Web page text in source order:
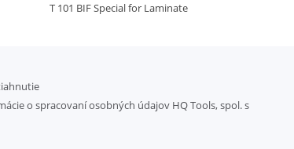
T 101 BIF Special for Laminate
o spracovaní osobných údajov HQ Tools, spol. s